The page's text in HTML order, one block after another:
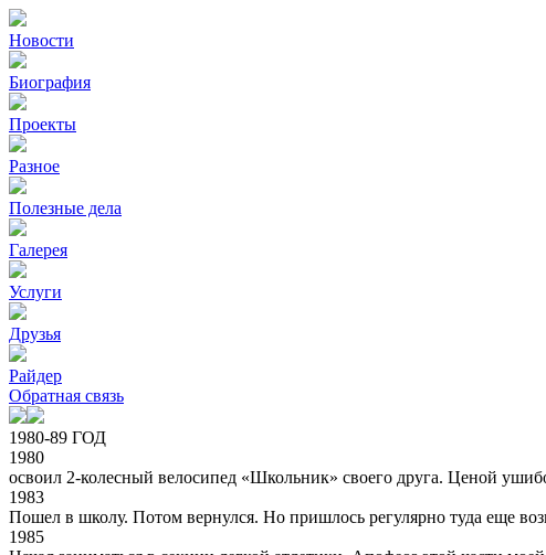
Новости
Биография
Проекты
Разное
Полезные дела
Галерея
Услуги
Друзья
Райдер
Обратная связь
1980-89 ГОД
1980
освоил 2-колесный велосипед «Школьник» своего друга. Ценой
1983
Пошел в школу. Потом вернулся. Но пришлось регулярно туда еще
1985